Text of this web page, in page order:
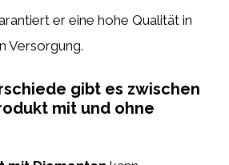
er eine hohe Qualität in
Versorgung.
gibt es zwischen
mit und ohne